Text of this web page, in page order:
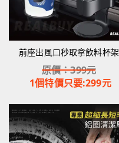
前座出風口秒取拿飲料杯架
原價：399元
1個特價只要:299元